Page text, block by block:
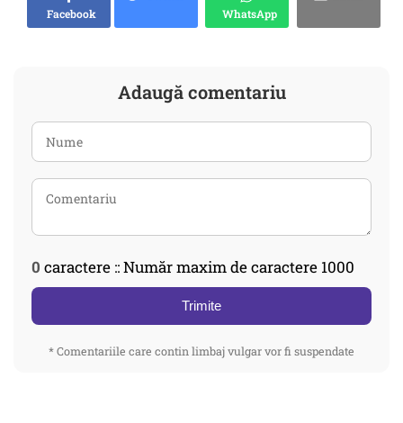
Facebook
WhatsApp
Adaugă comentariu
0 caractere :: Număr maxim de caractere 1000
Trimite
* Comentariile care contin limbaj vulgar vor fi suspendate